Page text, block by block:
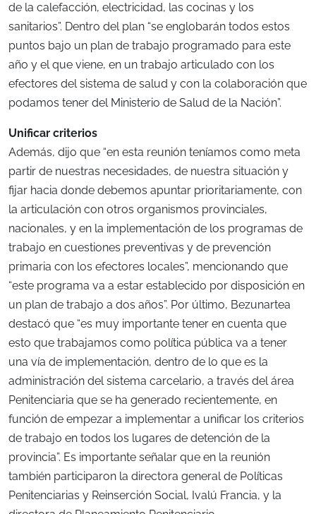
de la calefacción, electricidad, las cocinas y los
sanitarios”. Dentro del plan “se englobarán todos estos
puntos bajo un plan de trabajo programado para este
año y el que viene, en un trabajo articulado con los
efectores del sistema de salud y con la colaboración que
podamos tener del Ministerio de Salud de la Nación”.
Unificar criterios
Además, dijo que “en esta reunión teníamos como meta
partir de nuestras necesidades, de nuestra situación y
fijar hacia donde debemos apuntar prioritariamente, con
la articulación con otros organismos provinciales,
nacionales, y en la implementación de los programas de
trabajo en cuestiones preventivas y de prevención
primaria con los efectores locales”, mencionando que
“este programa va a estar establecido por disposición en
un plan de trabajo a dos años”. Por último, Bezunartea
destacó que “es muy importante tener en cuenta que
esto que trabajamos como política pública va a tener
una vía de implementación, dentro de lo que es la
administración del sistema carcelario, a través del área
Penitenciaria que se ha generado recientemente, en
función de empezar a implementar a unificar los criterios
de trabajo en todos los lugares de detención de la
provincia”. Es importante señalar que en la reunión
también participaron la directora general de Políticas
Penitenciarias y Reinserción Social, Ivalú Francia, y la